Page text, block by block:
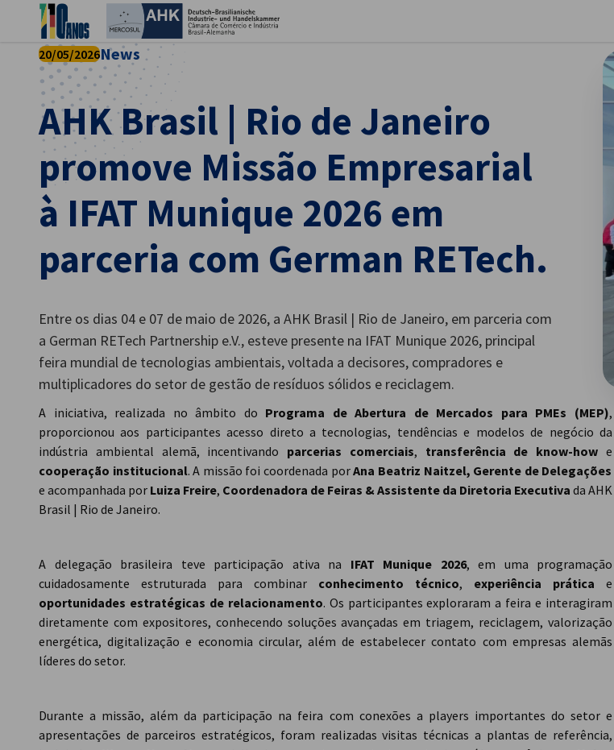
Portuguese
Brazil - Rio de
Janeiro
AHK Brasil | Rio de Janeiro
promove Missão Empresarial
à IFAT Munique 2026 em
parceria com German RETech.
20/05/2026News
Entre os dias 04 e 07 de maio de 2026, a AHK Brasil | Rio de Janeiro, em parceria com
a German RETech Partnership e.V., esteve presente na IFAT Munique 2026, principal
feira mundial de tecnologias ambientais, voltada a decisores, compradores e
multiplicadores do setor de gestão de resíduos sólidos e reciclagem.
A iniciativa, realizada no âmbito do Programa de Abertura de Mercados para PMEs (MEP),
proporcionou aos participantes acesso direto a tecnologias, tendências e modelos de negócio da
indústria ambiental alemã, incentivando parcerias comerciais, transferência de know-howe
cooperação institucional. A missão foi coordenada porAna Beatriz Naitzel, Gerente de Delegações
e acompanhada por Luiza Freire, Coordenadora de Feiras & Assistente da Diretoria Executiva da AHK
Brasil | Rio de Janeiro.
A delegação brasileira teve participação ativa na IFAT Munique 2026, em uma programação
cuidadosamente estruturada para combinar conhecimento técnico, experiência prática e
oportunidades estratégicas de relacionamento. Os participantes exploraram a feira e interagiram
diretamente com expositores, conhecendo soluções avançadas em triagem, reciclagem, valorização
energética, digitalização e economia circular, além de estabelecer contato com empresas alemãs
líderes do setor.
Durante a missão, além da participação na feira com conexões a players importantes do setor e
apresentações de parceiros estratégicos, foram realizadas visitas técnicas a plantas de referência,